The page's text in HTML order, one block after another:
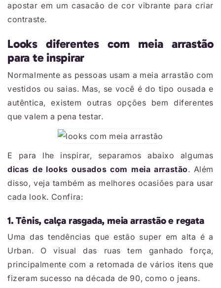
apostar em um casacão de cor vibrante para criar
contraste.
Looks diferentes com meia arrastão
para te inspirar
Normalmente as pessoas usam a meia arrastão com
vestidos ou saias. Mas, se você é do tipo ousada e
autêntica, existem outras opções bem diferentes
que valem a pena testar.
E para lhe inspirar, separamos abaixo algumas
dicas de looks ousados com meia arrastão. Além
disso, veja também as melhores ocasiões para usar
cada look. Confira:
1. Tênis, calça rasgada, meia arrastão e regata
Uma das tendências que estão super em alta é a
Urban. O visual das ruas tem ganhado força,
principalmente com a retomada de vários itens que
fizeram sucesso na década de 90, como o jeans.